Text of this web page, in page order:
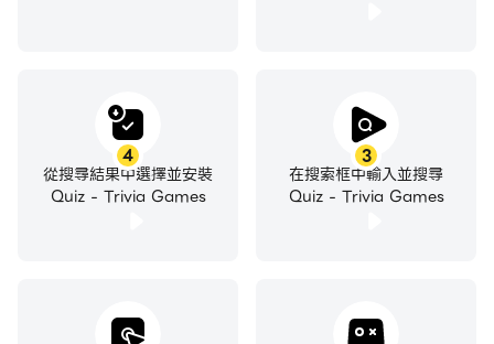
3
在搜索框中輸入並搜尋
Quiz - Trivia Games
4
從搜尋結果中選擇並安裝
Quiz - Trivia Games